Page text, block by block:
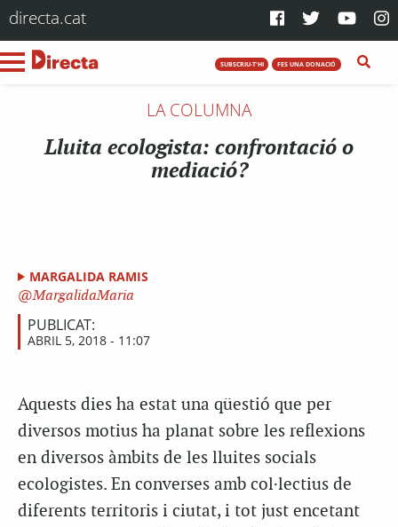
directa.cat
SUBSCRIU-T'HI FES UNA DONACIÓ
LA COLUMNA
Lluita ecologista: confrontació o
mediació?
MARGALIDA RAMIS
MargalidaMaria
PUBLICAT:
ABRIL 5, 2018 - 11:07
Aquests dies ha estat una qüestió que per
diversos motius ha planat sobre les reflexions
en diversos àmbits de les lluites socials
ecologistes. En converses amb col·lectius de
diferents territoris i ciutat, i tot just encetant